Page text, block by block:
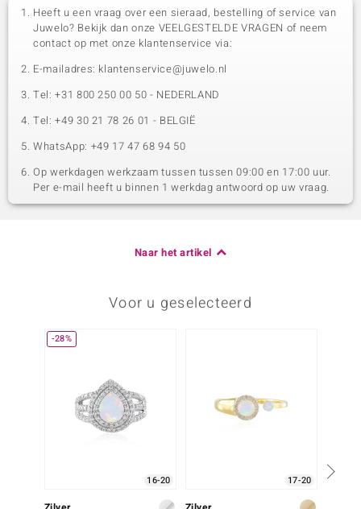
Heeft u een vraag over een sieraad, bestelling of service van
Juwelo? Bekijk dan onze VEELGESTELDE VRAGEN of neem
contact op met onze klantenservice via:
E-mailadres: klantenservice@juwelo.nl
Tel: +31 800 250 00 50 - NEDERLAND
Tel: +49 30 21 78 26 01 - BELGIË
WhatsApp: +49 17 47 68 94 50
Op werkdagen werkzaam tussen tussen 09:00 en 17:00 uur.
Per e-mail heeft u binnen 1 werkdag antwoord op uw vraag.
Naar het artikel
Voor u geselecteerd
-28%
16-20 17-20